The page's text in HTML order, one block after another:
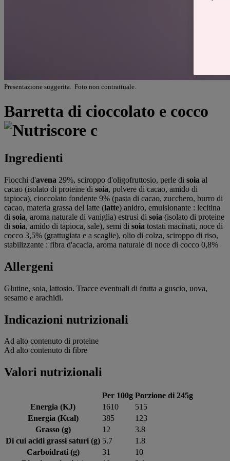
Presentazione suggerita. Foto non contrattuale.
Barretta di cioccolato e cocco
Ingredienti
Fiocchi d'avena 29%, sciroppo d'oligofruttosio, perle di soia al
cacao (isolato di proteine di soia, polvere di cacao, amido di
tapioca), cioccolato fondente 9% (pasta di cacao, zucchero, burro di
cacao, materia grassa del latte (latte) anidro, emulsionante : lecitina
di soia, aroma naturale di vaniglia) estrusi di soia (isolato di proteine
di soia, amido di tapioca, sale), semi di soia tostati macinati, noce di
cocco 3,5% (grattugiata e a scaglie), olio di colza, sciroppo di riso,
stabilizzante : fibra d'acacia, aroma naturale di noce di cocco 0,8%
Allergeni
Glutine, soia, lattosio. Tracce eventuali di frutta a guscio, uova,
sesamo e arachidi.
Indicazioni nutrizionali
Ad alto contenuto di proteine
Ad alto contenuto di fibre
Valori nutrizionali
Per 100g Porzione di 245g
Energia (KJ)
1610
515
Energia (Kcal)
385
123
Grasso (g)
12
3.8
Di cui acidi grassi saturi (g) 5.7
1.8
Carboidrati (g)
31
10